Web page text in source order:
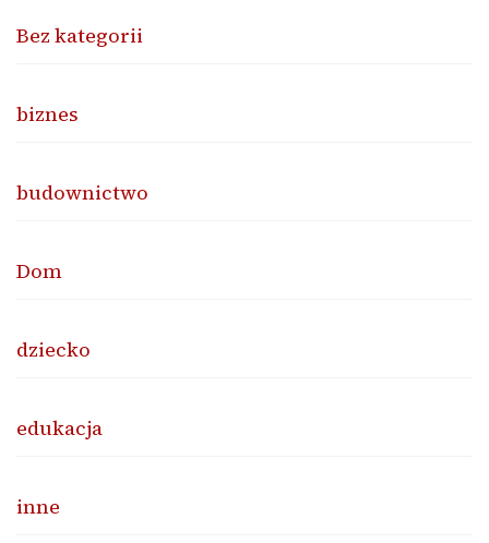
Bez kategorii
biznes
budownictwo
Dom
dziecko
edukacja
inne